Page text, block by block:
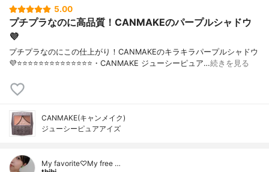
5.00
プチプラなのに高品質！CANMAKEのパープルシャドウ
💜
プチプラなのにこの仕上がり！CANMAKEのキラキラパープルシャドウ
💜⭐️⭐️⭐️⭐️⭐️⭐️⭐️⭐️⭐️⭐️⭐️⭐️⭐️⭐️・CANMAKE ジューシーピュア…続きを見る
CANMAKE(キャンメイク)
ジューシーピュアアイズ
My favorite♡My free …